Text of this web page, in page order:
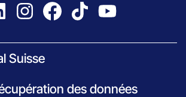
Suisse
des données